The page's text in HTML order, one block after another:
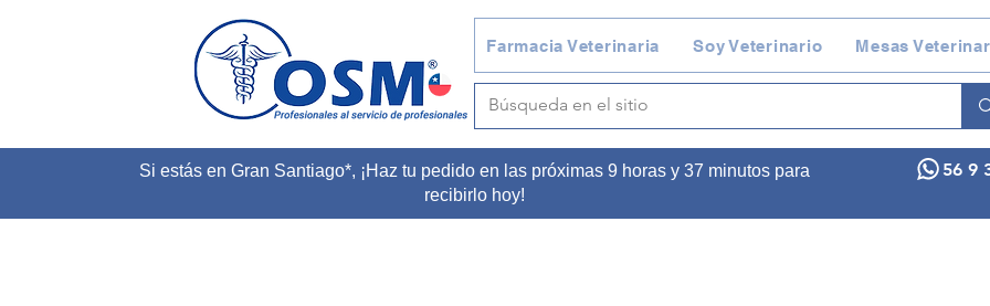
Farmacia Veterinaria Soy Veterinario Mesas
Si estás en Gran Santiago*, ¡Haz tu pedido en las próximas 9 horas y 37 minutos para
recibirlo hoy!
56 9